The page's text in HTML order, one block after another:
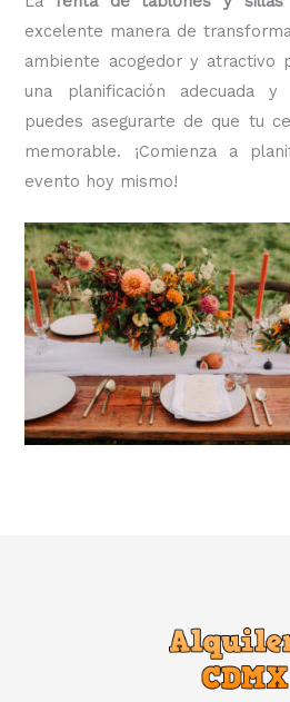
excelente manera de
ambiente acogedor y atractivo
una planificación adecuada
puedes asegurarte de que tu
memorable. ¡Comienza a
evento hoy mismo!